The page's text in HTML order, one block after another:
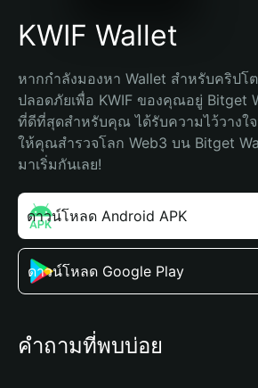
KWIF Wallet
หากกำลังมองหา Wallet สำหรับคริปโ
ปลอดภัยเพื่อ KWIF ของคุณอยู่ Bitget
ที่ดีที่สุดสำหรับคุณ ได้รับความไว้วางใ
ให้คุณสำรวจโลก Web3 บน Bitget
มาเริ่มกันเลย!
ดาวน์โหลด Android APK
ดาวน์โหลด Google Play
คำถามที่พบบ่อย